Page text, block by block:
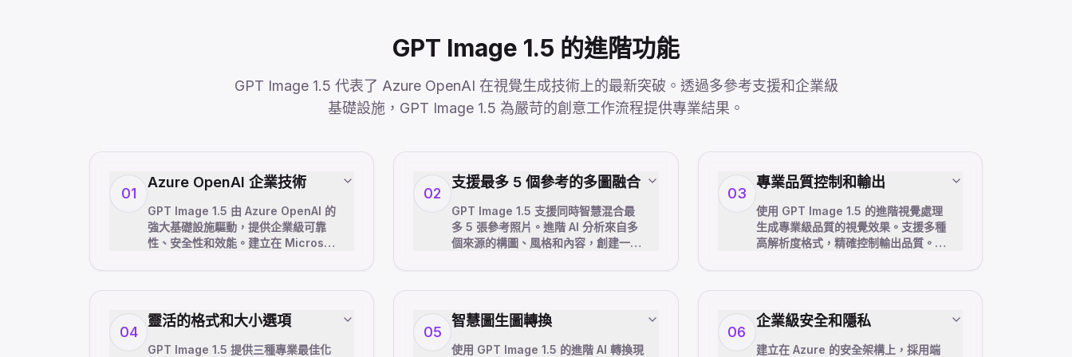
GPT Image 1.5 的進階功能
GPT Image 1.5 代表了 Azure OpenAI 在視覺生成技術上的最新突破。透過多參考支援和企業級
基礎設施，GPT Image 1.5 為嚴苛的創意工作流程提供專業結果。
01
Azure OpenAI 企業技術
GPT Image 1.5 由 Azure OpenAI 的
強大基礎設施驅動，提供企業級可靠
性、安全性和效能。建立在 Microsoft
02
支援最多 5 個參考的多圖融合
GPT Image 1.5 支援同時智慧混合最
多 5 張參考照片。進階 AI 分析來自多
個來源的構圖、風格和內容，創建一致
03
專業品質控制和輸出
使用 GPT Image 1.5 的進階視覺處理
生成專業級品質的視覺效果。支援多種
高解析度格式，精確控制輸出品質。內
04
靈活的格式和大小選項
GPT Image 1.5 提供三種專業最佳化
05
智慧圖生圖轉換
使用 GPT Image 1.5 的進階 AI 轉換現
06
企業級安全和隱私
建立在 Azure 的安全架構上，採用端